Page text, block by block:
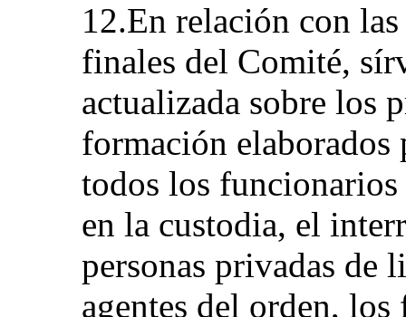
12.En relación con
finales del Comité,
actualizada sobre los
formación elaborados
todos los
en la custodia, el
personas privadas
agentes del orden,